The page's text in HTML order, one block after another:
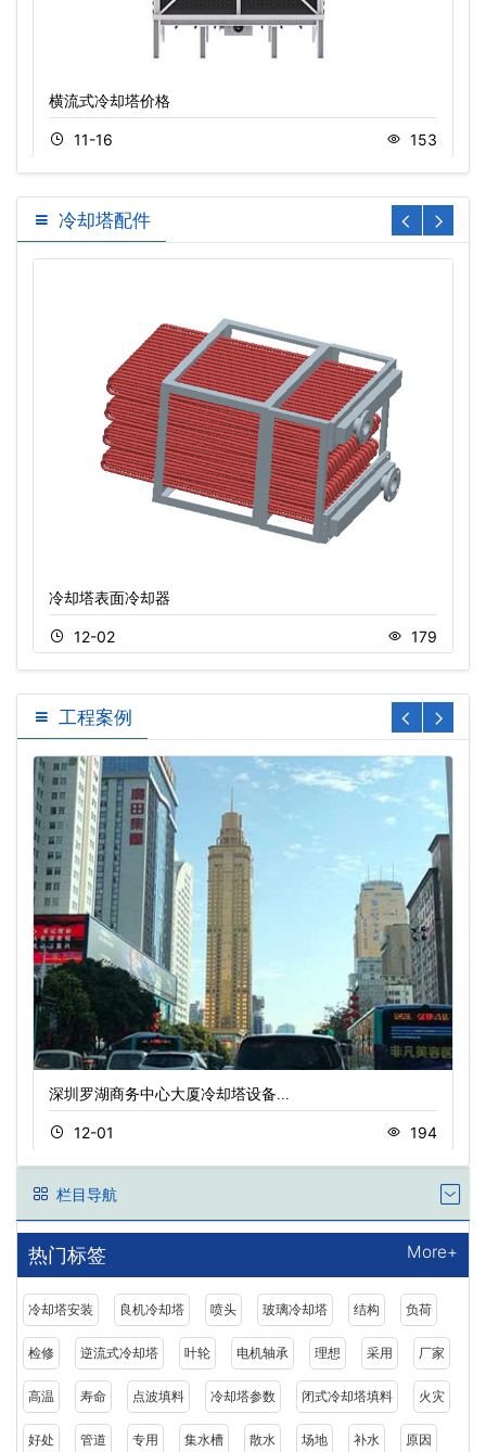
横流式冷却塔价格
11-16 153
冷却塔配件
冷却塔表面冷却器
12-02 179
工程案例
深圳罗湖商务中心大厦冷却塔设备…
12-01 194
栏目导航
热门标签 More+
冷却塔安装 良机冷却塔 喷头 玻璃冷却塔 结构 负荷
检修 逆流式冷却塔 叶轮 电机轴承 理想 采用 厂家
高温 寿命 点波填料 冷却塔参数 闭式冷却塔填料 火灾
好处 管道 专用 集水槽 散水 场地 补水 原因